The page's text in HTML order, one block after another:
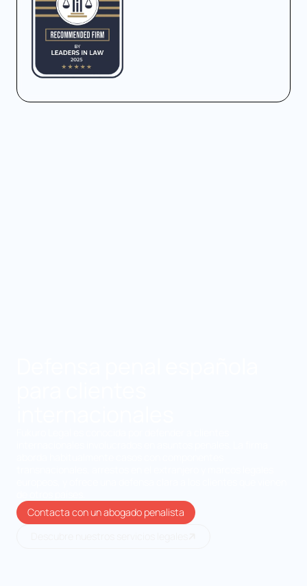
Contacta con un abogado penalista